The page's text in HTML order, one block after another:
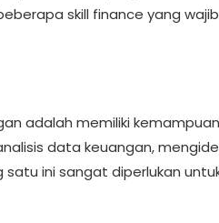
skill finance yang
adalah memiliki
data keuangan,
ini sangat diperlukan